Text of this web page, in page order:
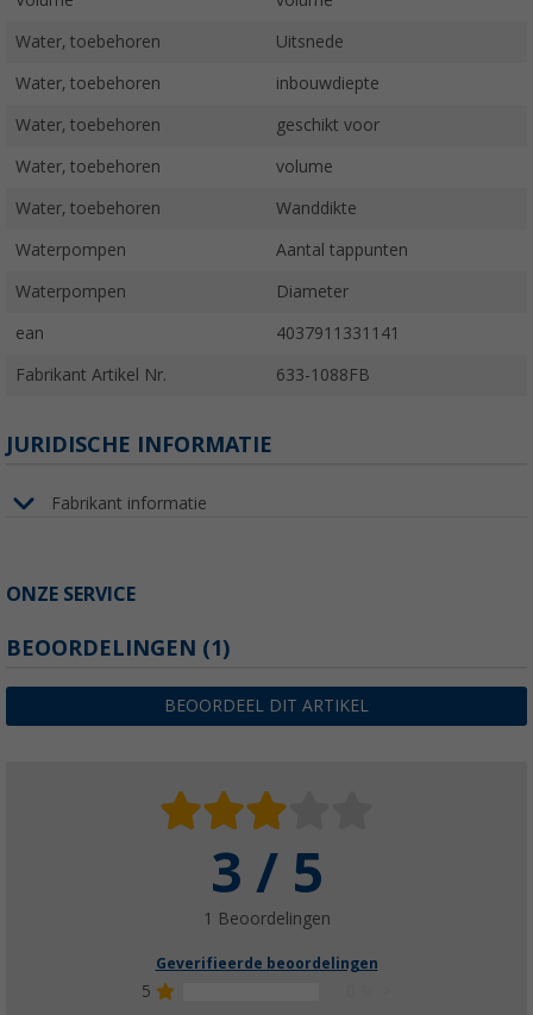
Water, toebehoren Uitsnede
Water, toebehoren inbouwdiepte
Water, toebehoren geschikt voor
Water, toebehoren volume
Water, toebehoren Wanddikte
Waterpompen Aantal tappunten
Waterpompen Diameter
ean 4037911331141
Fabrikant Artikel Nr. 633-1088FB
JURIDISCHE INFORMATIE
Fabrikant informatie
ONZE SERVICE
BEOORDELINGEN (1)
BEOORDEEL DIT ARTIKEL
3 / 5
1 Beoordelingen
Geverifieerde beoordelingen
5